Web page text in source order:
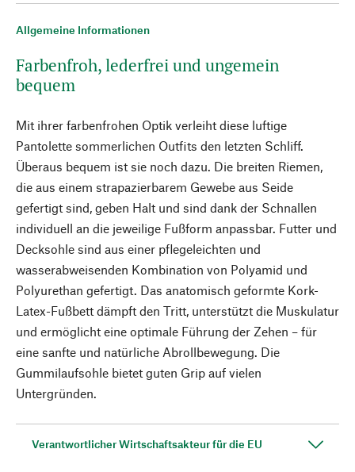
Allgemeine Informationen
Farbenfroh, lederfrei und ungemein
bequem
Mit ihrer farbenfrohen Optik verleiht diese luftige
Pantolette sommerlichen Outfits den letzten Schliff.
Überaus bequem ist sie noch dazu. Die breiten Riemen,
die aus einem strapazierbarem Gewebe aus Seide
gefertigt sind, geben Halt und sind dank der Schnallen
individuell an die jeweilige Fußform anpassbar. Futter und
Decksohle sind aus einer pflegeleichten und
wasserabweisenden Kombination von Polyamid und
Polyurethan gefertigt. Das anatomisch geformte Kork-
Latex-Fußbett dämpft den Tritt, unterstützt die Muskulatur
und ermöglicht eine optimale Führung der Zehen – für
eine sanfte und natürliche Abrollbewegung. Die
Gummilaufsohle bietet guten Grip auf vielen
Untergründen.
Verantwortlicher Wirtschaftsakteur für die EU